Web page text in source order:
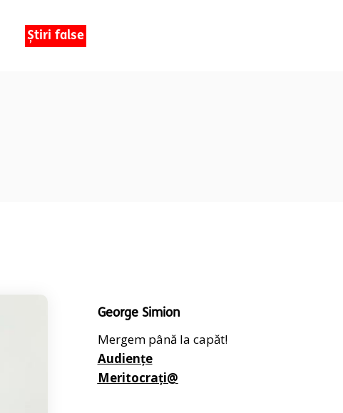
Știri false
George Simion
Mergem până la capăt!
Audiențe
Meritocrați@